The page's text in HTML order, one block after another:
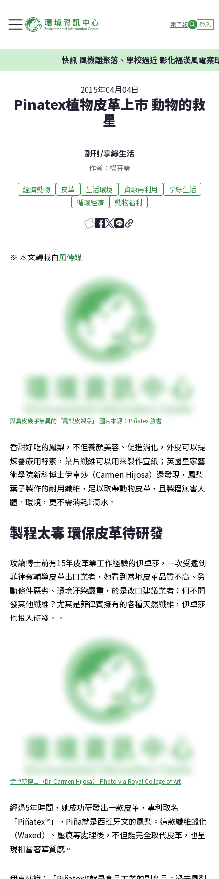
電子報 登入
風機離聚落、學校過近 彰化福漢風電案環委
2015年04月04日
Pinatex植物皮革上市 動物的救
星
副刊/享綠生活
作者：楊芬瑩
經濟動物 皮革 生活環境 資源再利用
享綠生活
循環經濟
動物福利
※ 本文轉載自風傳媒
與真皮幾乎無異的「鳳梨皮製品」 圖片來源：Piñatex 臉書
香甜好吃的鳳梨，不但養顏美容、促進消化，外皮可以提
煉醫療用酵素，葉片纖維可以用來製作宣紙；英國皇家藝
術學院新科博士伊卓莎（Carmen Hijosa）還發現，鳳梨
葉子製作的耐用纖維，足以取帶動物皮革，且製程無害人
體、環境，更不需消耗1滴水。
製程太毒 環保皮革待研發
攻讀博士前有15年皮革業工作經驗的伊卓莎，一次受邀到
菲律賓輔導皮革出口業者，她看到當地皮革品質不高、勞
動條件惡劣、環境汙染嚴重，於是改口建議業者：何不開
發其他纖維？尤其是菲律賓擁有的各種天然纖維，伊卓莎
也投入研發。。
伊卓莎博士（Dr. Carmen Hijosa） Photo via Royal College of Art
經過5年時間，她成功研發出一款皮革，專利取名
「Piñatex™」，Piña就是西班牙文的鳳梨。這款纖維蠟化
（Waxed）、壓痕等處理後，不但能完全取代皮革，也呈
現相當奢華質感。